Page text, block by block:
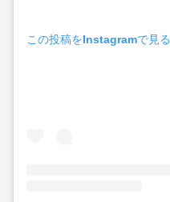
この投稿をInstagramで見る